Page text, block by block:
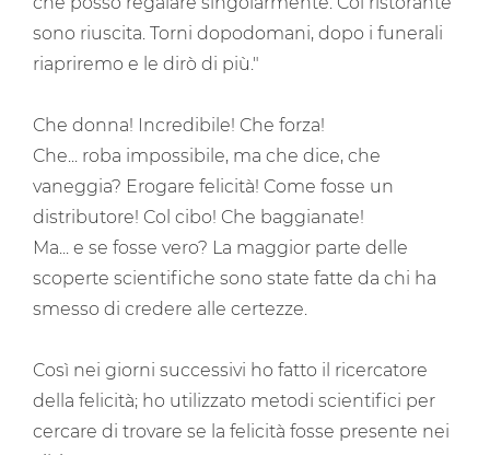
sono riuscita. Torni dopodomani, dopo i funerali
riapriremo e le dirò di più."
Che donna! Incredibile! Che forza!
Che... roba impossibile, ma che dice, che
vaneggia? Erogare felicità! Come fosse un
distributore! Col cibo! Che baggianate!
Ma... e se fosse vero? La maggior parte delle
scoperte scientifiche sono state fatte da chi ha
smesso di credere alle certezze.
Così nei giorni successivi ho fatto il ricercatore
della felicità; ho utilizzato metodi scientifici per
cercare di trovare se la felicità fosse presente nei